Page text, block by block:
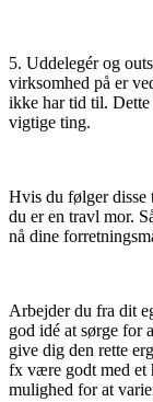
5. Uddelegér og
virksomhed på er
ikke har tid til.
vigtige ting.
Hvis du følger disse
du er en travl mor.
nå dine
Arbejder du fra dit
god idé at sørge for
give dig den rette
fx være godt med et
mulighed for at